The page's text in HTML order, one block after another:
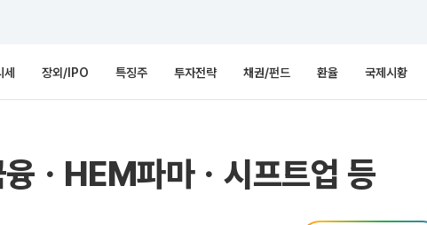
세 장외/IPO 특징주 투자전략 채권/펀드 환율 국제시황
ㆍHEM파마ㆍ시프트업 등